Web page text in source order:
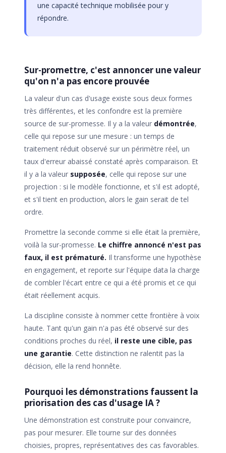
une capacité technique mobilisée pour y
répondre.
Sur-promettre, c'est annoncer une valeur
qu'on n'a pas encore prouvée
La valeur d'un cas d'usage existe sous deux formes
très différentes, et les confondre est la première
source de sur-promesse. Il y a la valeur démontrée,
celle qui repose sur une mesure : un temps de
traitement réduit observé sur un périmètre réel, un
taux d'erreur abaissé constaté après comparaison. Et
il y a la valeur supposée, celle qui repose sur une
projection : si le modèle fonctionne, et s'il est adopté,
et s'il tient en production, alors le gain serait de tel
ordre.
Promettre la seconde comme si elle était la première,
voilà la sur-promesse. Le chiffre annoncé n'est pas
faux, il est prématuré. Il transforme une hypothèse
en engagement, et reporte sur l'équipe data la charge
de combler l'écart entre ce qui a été promis et ce qui
était réellement acquis.
La discipline consiste à nommer cette frontière à voix
haute. Tant qu'un gain n'a pas été observé sur des
conditions proches du réel, il reste une cible, pas
une garantie. Cette distinction ne ralentit pas la
décision, elle la rend honnête.
Pourquoi les démonstrations faussent la
priorisation des cas d'usage IA ?
Une démonstration est construite pour convaincre,
pas pour mesurer. Elle tourne sur des données
choisies, propres, représentatives des cas favorables.